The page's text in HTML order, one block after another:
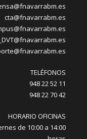
cta@fnavarrabm.es
TELÉFONOS
948 22 52 11
948 22 70 42
HORARIO OFICINAS
de 10:00 a 14:00